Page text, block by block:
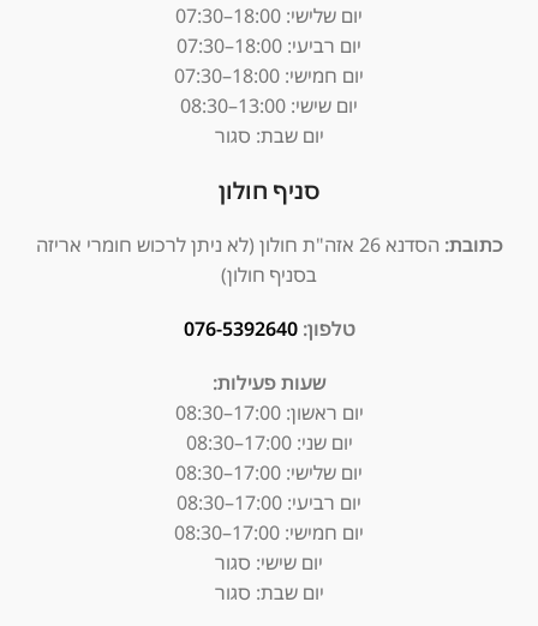
יום שלישי: 18:00–07:30
יום רביעי: 18:00–07:30
יום חמישי: 18:00–07:30
יום שישי: 13:00–08:30
יום שבת: סגור
סניף חולון
כתובת:
הסדנא 26 אזה"ת חולון (לא ניתן לרכוש חומרי אריזה
בסניף חולון)
טלפון: 076-5392640
שעות פעילות:
יום ראשון: 17:00–08:30
יום שני: 17:00–08:30
יום שלישי: 17:00–08:30
יום רביעי: 17:00–08:30
יום חמישי: 17:00–08:30
יום שישי: סגור
יום שבת: סגור